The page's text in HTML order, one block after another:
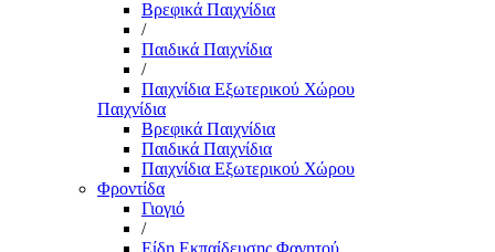
Βρεφικά Παιχνίδια
/
Παιδικά Παιχνίδια
/
Παιχνίδια Εξωτερικού Χώρου
Παιχνίδια
Βρεφικά Παιχνίδια
Παιδικά Παιχνίδια
Παιχνίδια Εξωτερικού Χώρου
Φροντίδα
Γιογιό
/
Είδη Εκπαίδευσης Φαγητού